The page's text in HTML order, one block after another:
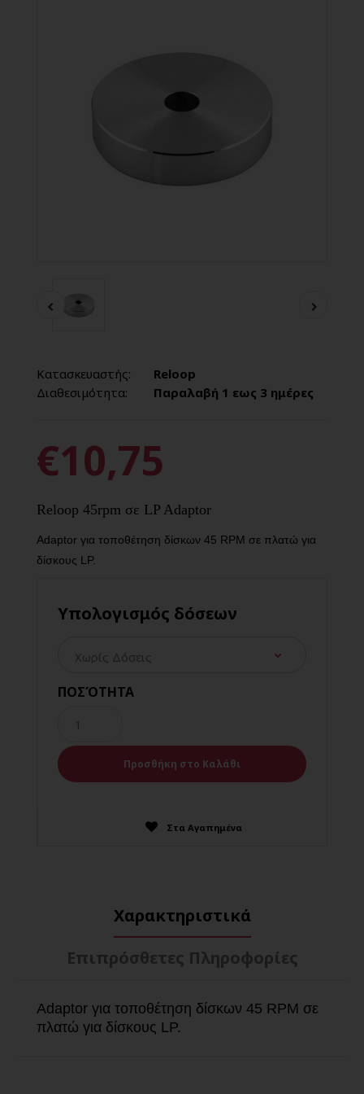
Κατασκευαστής:
Reloop
Διαθεσιμότητα:
Παραλαβή 1 εως 3 ημέρες
€10,75
Reloop 45rpm σε LP Adaptor
Adaptor για τοποθέτηση δίσκων 45 RPM σε πλατώ για
δίσκους LP.
Υπολογισμός δόσεων
ΠΟΣΌΤΗΤΑ
Στα Αγαπημένα
Χαρακτηριστικά
Επιπρόσθετες Πληροφορίες
Adaptor για τοποθέτηση δίσκων 45 RPM σε
πλατώ για δίσκους LP.